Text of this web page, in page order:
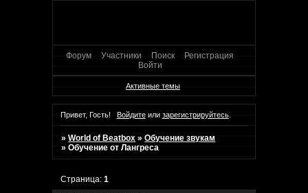
Форум Участники Поиск
Регистрация
Войти
Активные темы
Привет, Гость! Войдитеили зарегистрируйтесь.
»World of Beatbox »Обучение звукам
»Обучение от Лангреса
Страница:1